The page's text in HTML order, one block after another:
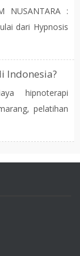
NUSANTARA :
dari Hypnosis
Indonesia?
hipnoterapi
pelatihan